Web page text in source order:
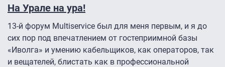
На Урале на ура!
13-й форум Multiservice был для меня первым, и я до
сих пор под впечатлением от гостеприимной базы
«Иволга» и умению кабельщиков, как операторов, так
и вещателей, блистать как в профессиональной